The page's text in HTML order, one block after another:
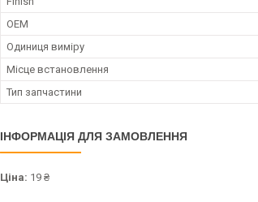
OEM
Одиниця виміру
Місце встановлення
Тип запчастини
ІНФОРМАЦІЯ ДЛЯ ЗАМОВЛЕННЯ
Ціна: 19 ₴